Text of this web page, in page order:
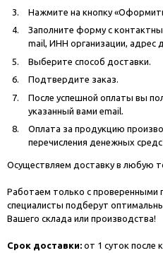
Нажмите на кнопку
Заполните форму с
mail, ИНН организации, адрес
Выберите способ доставки.
Подтвердите заказ.
После успешной оплаты вы
указанный вами email.
Оплата за продукцию
перечисления денежных
Осуществляем доставку в любую
Работаем только с проверенными
специалисты подберут
Вашего склада или производства!
Срок доставки: от 1 суток после